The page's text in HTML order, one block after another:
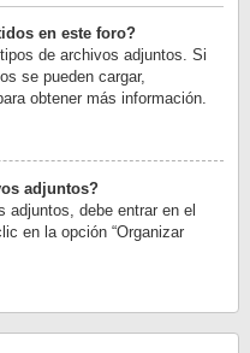
en este foro?
de archivos adjuntos. Si
se pueden cargar,
obtener más información.
adjuntos?
adjuntos, debe entrar en el
en la opción “Organizar